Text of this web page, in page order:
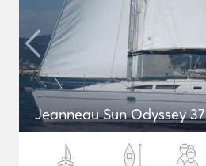
Jeanneau Sun Odyssey 37